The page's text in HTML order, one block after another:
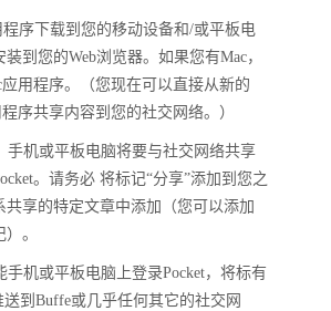
程序下载到您的移动设备和/或平板电
到您的Web浏览器。如果您有Mac，
用程序。（您现在可以直接从新的
序共享内容到您的社交网络。）
手机或平板电脑将要与社交网络共享
。请务必 将标记“分享”添加到您之
共享的特定文章中添加（您可以添加
。
手机或平板电脑上登录Pocket，将标有
送到Buffe或几乎任何其它的社交网